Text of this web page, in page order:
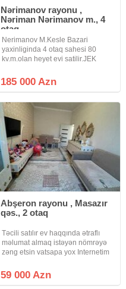
Nərimanov rayonu ,
Nəriman Nərimanov m., 4
otaq
Nerimanov M.Kesle Bazari
yaxinliginda 4 otaq sahesi 80
kv.m.olan heyet evi satilir.JEK
isiq, su ve kanalzasiya sistemi
daimidir.Butun infrastrukturlar
185 000 Azn
Abşeron rayonu , Masazır
qəs., 2 otaq
Təcili satılır ev haqqında ətraflı
məlumat almaq istəyən nömrəyə
zəng etsin vatsapa yox Internetim
59 000 Azn